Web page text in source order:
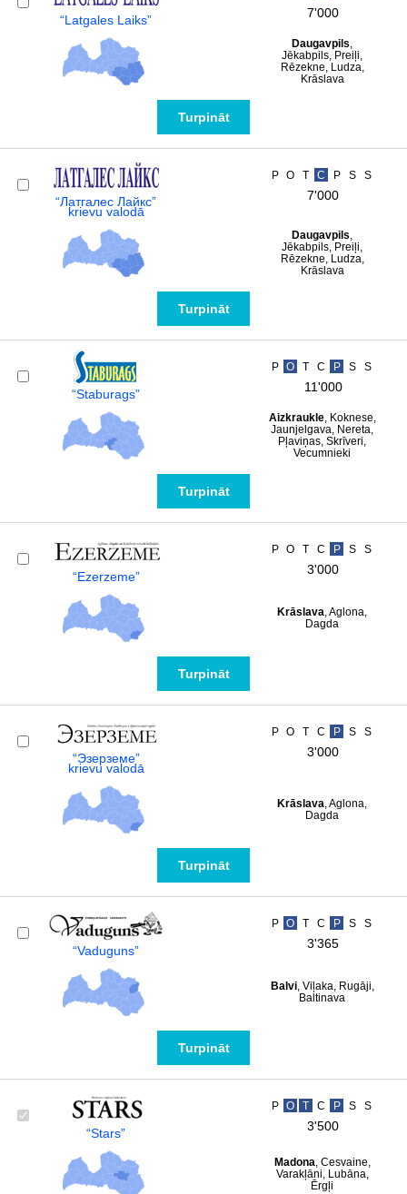
“Latgales Laiks” 7'000
Daugavpils,
Jēkabpils, Preiļi,
Rēzekne, Ludza,
Krāslava
Turpināt
“Латгалес Лайкс”
krievu valodā
P O T C P S S
7'000
Daugavpils,
Jēkabpils, Preiļi,
Rēzekne, Ludza,
Krāslava
Turpināt
“Staburags”
P O T C P S S
11'000
Aizkraukle, Koknese,
Jaunjelgava, Nereta,
Pļaviņas, Skrīveri,
Vecumnieki
Turpināt
“Ezerzeme”
P O T C P S S
3'000
Krāslava, Aglona,
Dagda
Turpināt
“Эзерземе”
krievu valodā
P O T C P S S
3'000
Krāslava, Aglona,
Dagda
Turpināt
“Vaduguns”
P O T C P S S
3'365
Balvi, Viļaka, Rugāji,
Baltinava
Turpināt
“Stars”
P O T C P S S
3'500
Madona, Cesvaine,
Varakļāni, Lubāna,
Ērgļi